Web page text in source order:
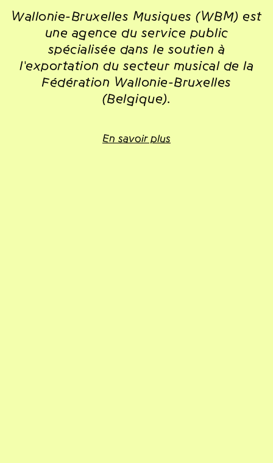
Wallonie-Bruxelles Musiques (WBM) est
une agence du service public
spécialisée dans le soutien à
l'exportation du secteur musical de la
Fédération Wallonie-Bruxelles
(Belgique).
En savoir plus